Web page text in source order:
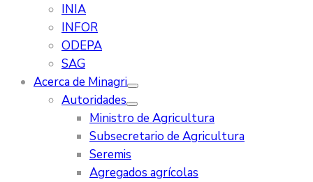
INIA
INFOR
ODEPA
SAG
Acerca de Minagri
Autoridades
Ministro de Agricultura
Subsecretario de Agricultura
Seremis
Agregados agrícolas